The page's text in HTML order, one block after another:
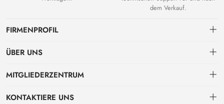
dem Verkauf.
FIRMENPROFIL
BEYOND TECHNOLOGY INTERNATIONAL LIMITED wurde 2002
Glasfaserlösungen. Mit der Weiterentwicklung industrieller Netzwerke
ÜBER UNS
Kontakt
MITGLIEDERZENTRUM
persönliches Zentrum
KONTAKTIERE UNS